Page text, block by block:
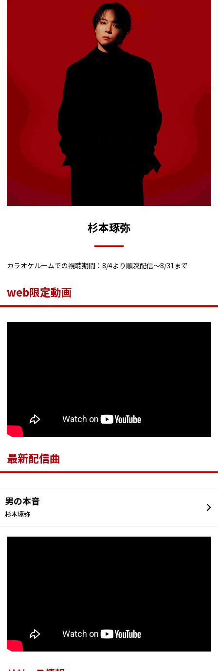
杉本琢弥
カラオケルームでの視聴期間：8/4より順次配信～8/31まで
web限定動画
最新配信曲
男の本音
杉本琢弥